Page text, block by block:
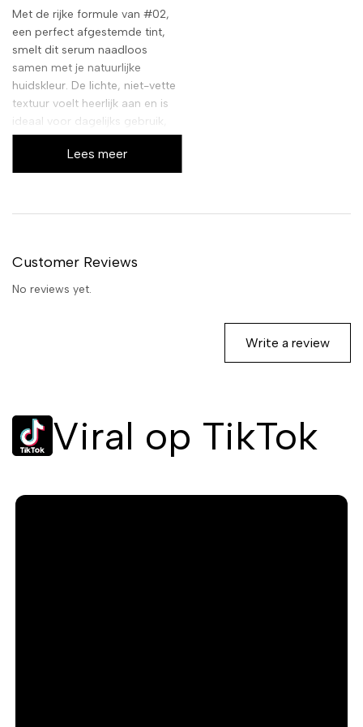
Met de rijke formule van #02,
een perfect afgestemde tint,
smelt dit serum naadloos
samen met je natuurlijke
huidskleur. De lichte, niet-vette
textuur voelt heerlijk aan en is
ideaal voor dagelijks gebruik,
waardoor je huid de hele dag
door gehydrateerd en verzorgd
blijft. Ervaar het zelf en laat je
Lees meer
Customer Reviews
No reviews yet.
Write a review
Viral op TikTok